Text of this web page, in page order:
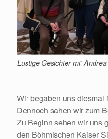
Lustige Gesichter mit
Wir begaben uns diesmal
Dennoch sahen wir zum
Zu Beginn sehen wir uns
den Böhmischen Kaiser